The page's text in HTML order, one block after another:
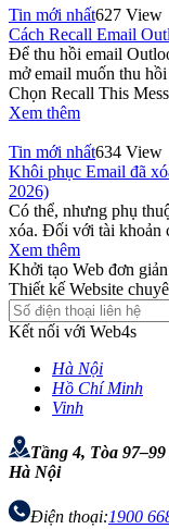
Tin mới nhất627 View
Cách Recall Email
Để thu hồi email
mở email muốn thu
Chọn Recall This
Xem thêm
Tin mới nhất634 View
Khôi phục Email đã
2026)
Có thể, nhưng phụ
xóa. Đối với tài khoản
Xem thêm
Khởi tạo Web đơn
Thiết kế Website
Kết nối với Web4s
Hà Nội
Hồ Chí Minh
Vinh
Tầng 4, Tòa
Hà Nội
Điện thoại:1900